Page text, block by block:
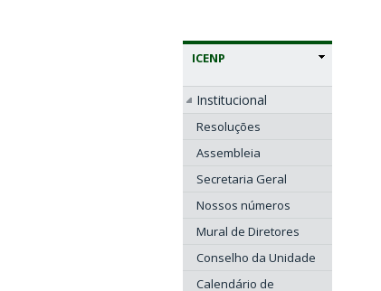
ICENP
Institucional
Resoluções
Assembleia
Secretaria Geral
Nossos números
Mural de Diretores
Conselho da Unidade
Calendário de